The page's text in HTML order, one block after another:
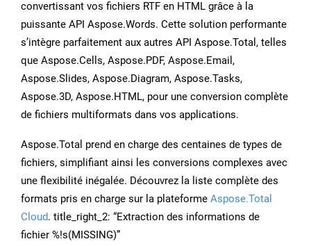
convertissant vos fichiers RTF en HTML grâce à la
puissante API Aspose.Words. Cette solution performante
s’intègre parfaitement aux autres API Aspose.Total, telles
que Aspose.Cells, Aspose.PDF, Aspose.Email,
Aspose.Slides, Aspose.Diagram, Aspose.Tasks,
Aspose.3D, Aspose.HTML, pour une conversion complète
de fichiers multiformats dans vos applications.
Aspose.Total prend en charge des centaines de types de
fichiers, simplifiant ainsi les conversions complexes avec
une flexibilité inégalée. Découvrez la liste complète des
formats pris en charge sur la plateforme Aspose.Total
Cloud. title_right_2: “Extraction des informations de
fichier %!s(MISSING)”